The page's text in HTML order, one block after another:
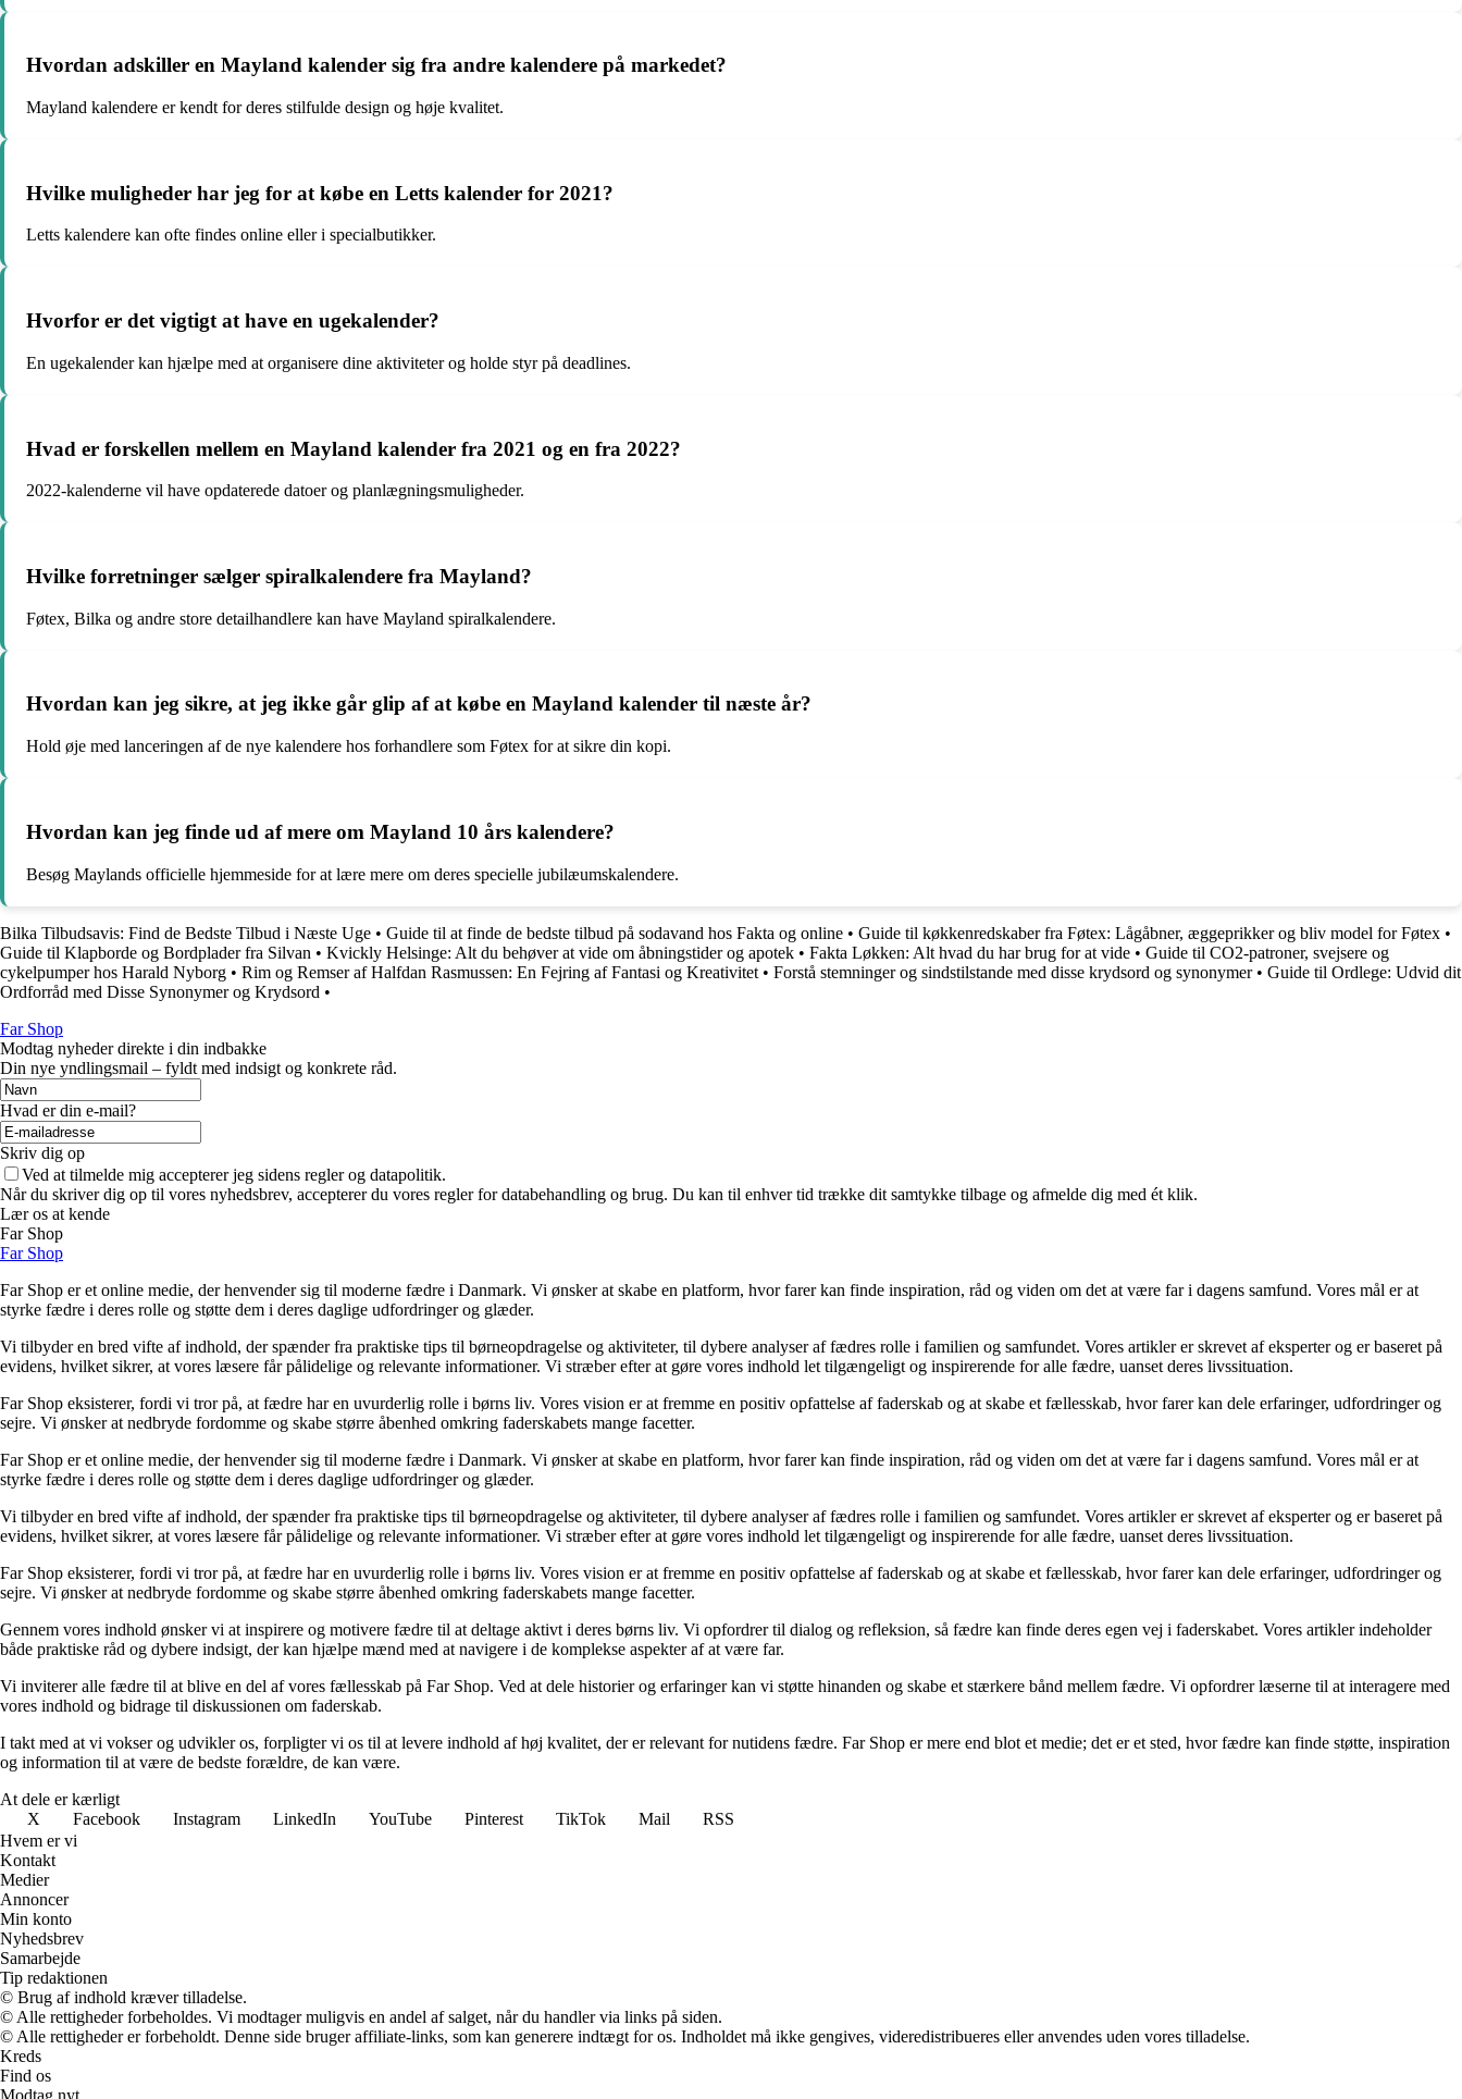
Hvordan adskiller en Mayland kalender sig fra andre kalendere på markedet?
Mayland kalendere er kendt for deres stilfulde design og høje kvalitet.
Hvilke muligheder har jeg for at købe en Letts kalender for 2021?
Letts kalendere kan ofte findes online eller i specialbutikker.
Hvorfor er det vigtigt at have en ugekalender?
En ugekalender kan hjælpe med at organisere dine aktiviteter og holde styr på deadlines.
Hvad er forskellen mellem en Mayland kalender fra 2021 og en fra 2022?
2022-kalenderne vil have opdaterede datoer og planlægningsmuligheder.
Hvilke forretninger sælger spiralkalendere fra Mayland?
Føtex, Bilka og andre store detailhandlere kan have Mayland spiralkalendere.
Hvordan kan jeg sikre, at jeg ikke går glip af at købe en Mayland kalender til næste år?
Hold øje med lanceringen af de nye kalendere hos forhandlere som Føtex for at sikre din kopi.
Hvordan kan jeg finde ud af mere om Mayland 10 års kalendere?
Besøg Maylands officielle hjemmeside for at lære mere om deres specielle jubilæumskalendere.
Bilka Tilbudsavis: Find de Bedste Tilbud i Næste Uge • Guide til at finde de bedste tilbud på sodavand hos Fakta og online • Guide til køkkenredskaber fra Føtex: Lågåbner, æggeprikker og bliv model for Føtex •
Guide til Klapborde og Bordplader fra Silvan • Kvickly Helsinge: Alt du behøver at vide om åbningstider og apotek • Fakta Løkken: Alt hvad du har brug for at vide • Guide til CO2-patroner, svejsere og
cykelpumper hos Harald Nyborg • Rim og Remser af Halfdan Rasmussen: En Fejring af Fantasi og Kreativitet • Forstå stemninger og sindstilstande med disse krydsord og synonymer• Guide til Ordlege: Udvid dit
Ordforråd med Disse Synonymer og Krydsord •
Far Shop
Modtag nyheder direkte i din indbakke
Din nye yndlingsmail – fyldt med indsigt og konkrete råd.
Hvad er din e-mail?
Skriv dig op
Ved at tilmelde mig accepterer jeg sidens regler og datapolitik.
Når du skriver dig op til vores nyhedsbrev, accepterer du vores regler for databehandling og brug. Du kan til enhver tid trække dit samtykke tilbage og afmelde dig med ét klik.
Lær os at kende
Far Shop
Far Shop
Far Shop er et online medie, der henvender sig til moderne fædre i Danmark. Vi ønsker at skabe en platform, hvor farer kan finde inspiration, råd og viden om det at være far i dagens samfund. Vores mål er at
styrke fædre i deres rolle og støtte dem i deres daglige udfordringer og glæder.
Vi tilbyder en bred vifte af indhold, der spænder fra praktiske tips til børneopdragelse og aktiviteter, til dybere analyser af fædres rolle i familien og samfundet. Vores artikler er skrevet af eksperter og er baseret på
evidens, hvilket sikrer, at vores læsere får pålidelige og relevante informationer. Vi stræber efter at gøre vores indhold let tilgængeligt og inspirerende for alle fædre, uanset deres livssituation.
Far Shop eksisterer, fordi vi tror på, at fædre har en uvurderlig rolle i børns liv. Vores vision er at fremme en positiv opfattelse af faderskab og at skabe et fællesskab, hvor farer kan dele erfaringer, udfordringer og
sejre. Vi ønsker at nedbryde fordomme og skabe større åbenhed omkring faderskabets mange facetter.
Far Shop er et online medie, der henvender sig til moderne fædre i Danmark. Vi ønsker at skabe en platform, hvor farer kan finde inspiration, råd og viden om det at være far i dagens samfund. Vores mål er at
styrke fædre i deres rolle og støtte dem i deres daglige udfordringer og glæder.
Vi tilbyder en bred vifte af indhold, der spænder fra praktiske tips til børneopdragelse og aktiviteter, til dybere analyser af fædres rolle i familien og samfundet. Vores artikler er skrevet af eksperter og er baseret på
evidens, hvilket sikrer, at vores læsere får pålidelige og relevante informationer. Vi stræber efter at gøre vores indhold let tilgængeligt og inspirerende for alle fædre, uanset deres livssituation.
Far Shop eksisterer, fordi vi tror på, at fædre har en uvurderlig rolle i børns liv. Vores vision er at fremme en positiv opfattelse af faderskab og at skabe et fællesskab, hvor farer kan dele erfaringer, udfordringer og
sejre. Vi ønsker at nedbryde fordomme og skabe større åbenhed omkring faderskabets mange facetter.
Gennem vores indhold ønsker vi at inspirere og motivere fædre til at deltage aktivt i deres børns liv. Vi opfordrer til dialog og refleksion, så fædre kan finde deres egen vej i faderskabet. Vores artikler indeholder
både praktiske råd og dybere indsigt, der kan hjælpe mænd med at navigere i de komplekse aspekter af at være far.
Vi inviterer alle fædre til at blive en del af vores fællesskab på Far Shop. Ved at dele historier og erfaringer kan vi støtte hinanden og skabe et stærkere bånd mellem fædre. Vi opfordrer læserne til at interagere med
vores indhold og bidrage til diskussionen om faderskab.
I takt med at vi vokser og udvikler os, forpligter vi os til at levere indhold af høj kvalitet, der er relevant for nutidens fædre. Far Shop er mere end blot et medie; det er et sted, hvor fædre kan finde støtte, inspiration
og information til at være de bedste forældre, de kan være.
At dele er kærligt
X
Facebook Instagram LinkedIn YouTube Pinterest TikTok Mail
RSS
Hvem er vi
Kontakt
Medier
Annoncer
Min konto
Nyhedsbrev
Samarbejde
Tip redaktionen
© Brug af indhold kræver tilladelse.
© Alle rettigheder forbeholdes. Vi modtager muligvis en andel af salget, når du handler via links på siden.
© Alle rettigheder er forbeholdt. Denne side bruger affiliate-links, som kan generere indtægt for os. Indholdet må ikke gengives, videredistribueres eller anvendes uden vores tilladelse.
Kreds
Find os
Modtag nyt